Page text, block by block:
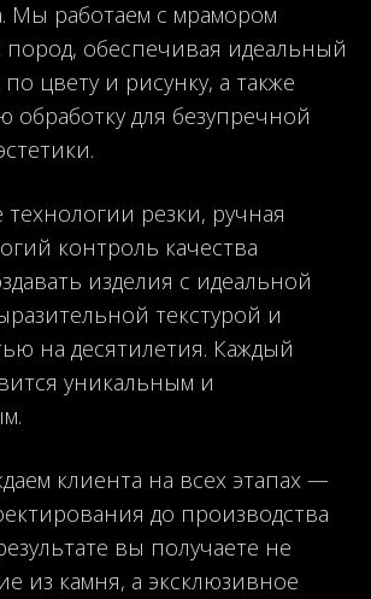
Мы работаем с мрамором
обеспечивая идеальный
цвету и рисунку, а также
обработку для безупречной
резки, ручная
контроль качества
изделия с идеальной
текстурой и
на десятилетия. Каждый
уникальным и
клиента на всех этапах —
до производства
вы получаете не
из камня, а эксклюзивное